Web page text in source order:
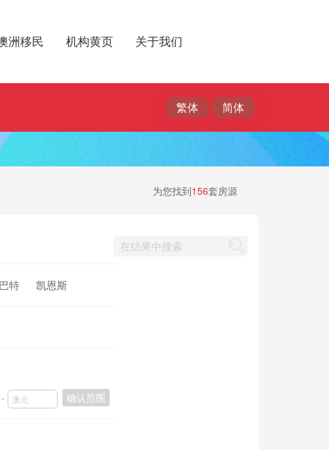
洲移民 机构黄页 关于我们
为您找到156套房源
特 凯恩斯
- 确认范围